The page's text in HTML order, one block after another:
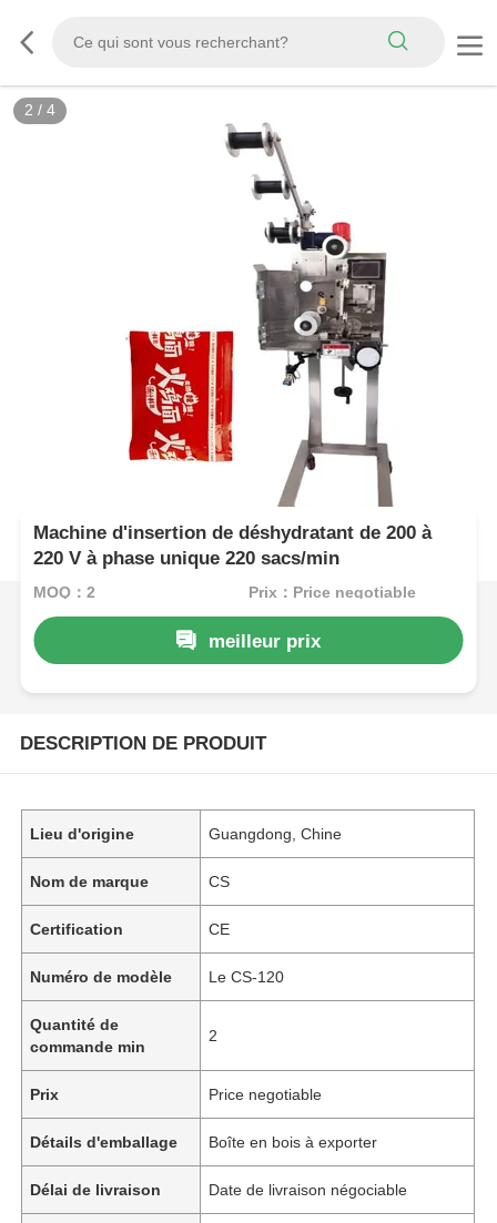
2 / 4
Machine d'insertion de déshydratant de 200 à
220 V à phase unique 220 sacs/min
MOQ：2 Prix：Price negotiable
meilleur prix
DESCRIPTION DE PRODUIT
Lieu d'origine Guangdong, Chine
Nom de marque CS
Certification CE
Numéro de modèle Le CS-120
Quantité de
commande min
2
Prix Price negotiable
Détails d'emballage Boîte en bois à exporter
Délai de livraison Date de livraison négociable